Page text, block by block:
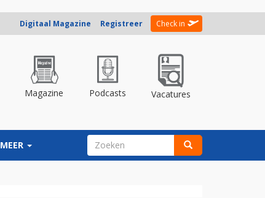
Digitaal Magazine Registreer Check in
Magazine Podcasts Vacatures
MEER ZOEKVELD